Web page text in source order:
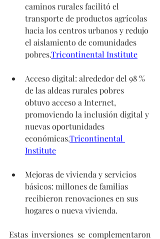
caminos rurales facilitó el
transporte de productos agrícolas
hacia los centros urbanos y redujo
el aislamiento de comunidades
pobres.Tricontinental Institute
Acceso digital: alrededor del 98 %
de las aldeas rurales pobres
obtuvo acceso a Internet,
promoviendo la inclusión digital y
nuevas oportunidades
económicas.Tricontinental
Institute
Mejoras de vivienda y servicios
básicos: millones de familias
recibieron renovaciones en sus
hogares o nueva vivienda.
Estas inversiones se complementaron